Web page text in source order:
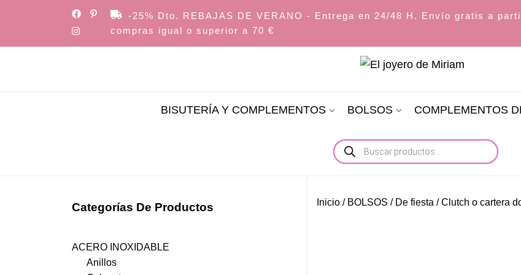
-25% Dto. REBAJAS DE VERANO - Entrega en 24/48 H. Envío gratis a
compras igual o superior a 70 €
joyero
Miriam
BISUTERÍA Y COMPLEMENTOS BOLSOS COMPLEMENTOS
Búsqueda
de
productos
Inicio / BOLSOS / De fiesta / Clutch o cartera
Categorías De Productos
ACERO INOXIDABLE
Anillos